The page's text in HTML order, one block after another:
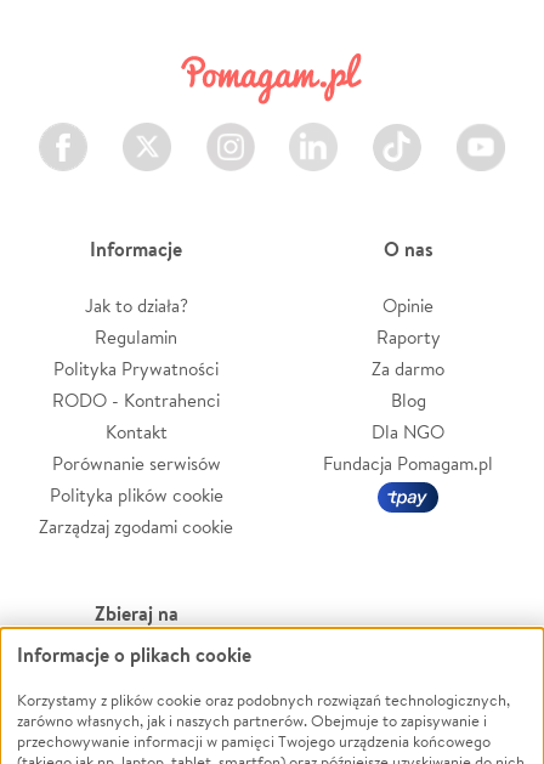
Facebook Twitter Instagram LinkedIn TikTok Youtube
Informacje
Jak to działa?
Regulamin
Polityka Prywatności
RODO - Kontrahenci
Kontakt
Porównanie serwisów
Polityka plików cookie
Zarządzaj zgodami cookie
O nas
Opinie
Raporty
Za darmo
Blog
Dla NGO
Fundacja Pomagam.pl
Zbieraj na
Leczenie
Zwierzęta
Pożar
Powódź
Wichura
Informacje o plikach cookie
Korzystamy z plików cookie oraz podobnych rozwiązań technologicznych,
zarówno własnych, jak i naszych partnerów. Obejmuje to zapisywanie i
przechowywanie informacji w pamięci Twojego urządzenia końcowego